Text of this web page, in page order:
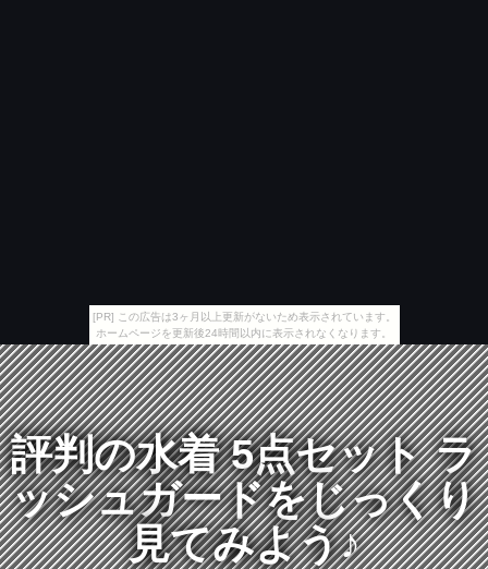
[PR] この広告は3ヶ月以上更新がないため表示されています。
ホームページを更新後24時間以内に表示されなくなります。
評判の水着 5点セット ラ
ッシュガードをじっくり
見てみよう♪